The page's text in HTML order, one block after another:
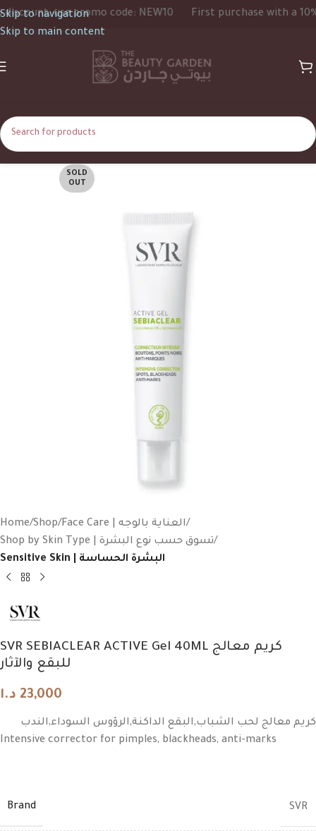
Skip to navigation
Skip to main content
use promo code: NEW10 First purchase with a 10%
SOLD
OUT
Home Shop
Face Care | العناية بالوجه
Shop by Skin Type | تسوق حسب نوع البشرة
Sensitive Skin | البشرة الحساسة
SVR SEBIACLEAR ACTIVE Gel 40ML كريم معالج
للبقع والآثار
23,000 د.ا
كريم معالج لحب الشباب,البقع الداكنة,الرؤوس السوداء,الندب
Intensive corrector for pimples, blackheads, anti-marks
Brand SVR